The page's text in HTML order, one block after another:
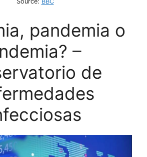
pandemia o
–
de